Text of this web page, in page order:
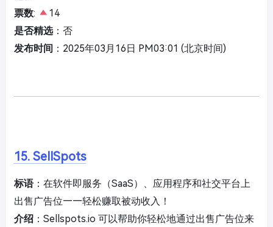
票数:
14
是否精选：否
发布时间 ：2025年03月16日 PM03:01 (北京时间)
15. SellSpots
标语：在软件即服务（SaaS）、应用程序和社交平台上
出售广告位——轻松赚取被动收入！
介绍 ：Sellspots.io 可以帮助你轻松地通过出售广告位来